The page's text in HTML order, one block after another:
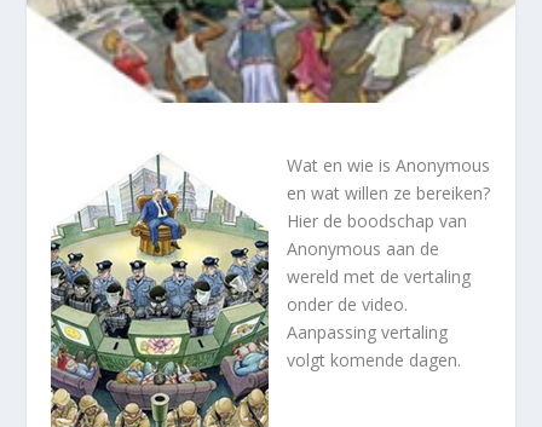
Wat en wie is Anonymous
en wat willen ze bereiken?
Hier de boodschap van
Anonymous aan de
wereld met de vertaling
onder de video.
Aanpassing vertaling
volgt komende dagen.